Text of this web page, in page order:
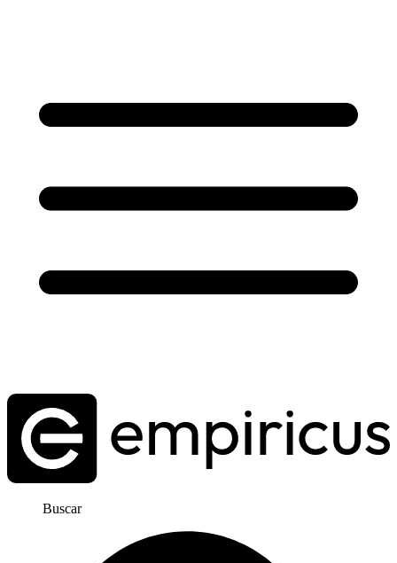
Buscar